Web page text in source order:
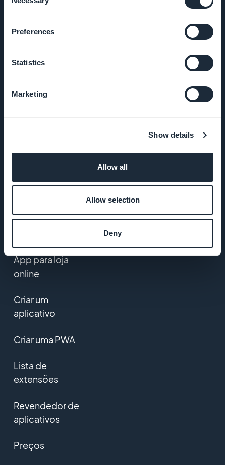
Selection
Preferences
Statistics
Marketing
Show details
Allow all
Allow selection
Deny
Studio
Empregos
Imprensa
Privacidade
App para loja
online
Criar um
aplicativo
Criar uma PWA
Lista de
extensões
Revendedor de
aplicativos
Preços